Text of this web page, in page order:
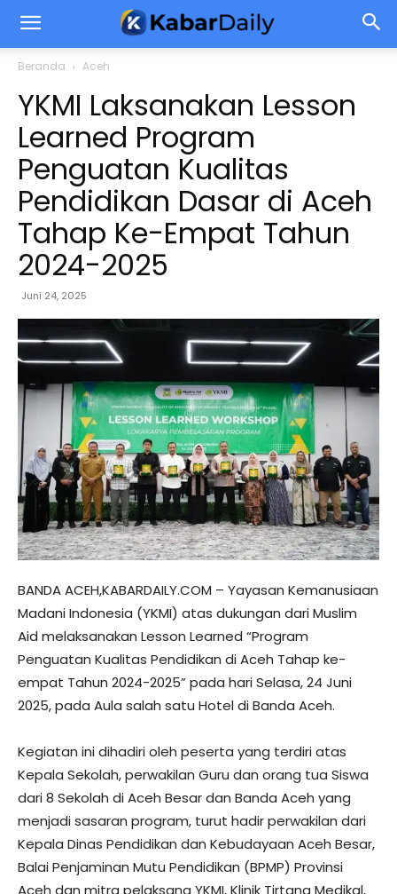
Beranda Aceh
YKMI Laksanakan Lesson
Learned Program
Penguatan Kualitas
Pendidikan Dasar di Aceh
Tahap Ke-Empat Tahun
2024-2025
Juni 24, 2025
BANDA ACEH,KABARDAILY.COM – Yayasan Kemanusiaan
Madani Indonesia (YKMI) atas dukungan dari Muslim
Aid melaksanakan Lesson Learned “Program
Penguatan Kualitas Pendidikan di Aceh Tahap ke-
empat Tahun 2024-2025” pada hari Selasa, 24 Juni
2025, pada Aula salah satu Hotel di Banda Aceh.
Kegiatan ini dihadiri oleh peserta yang terdiri atas
Kepala Sekolah, perwakilan Guru dan orang tua Siswa
dari 8 Sekolah di Aceh Besar dan Banda Aceh yang
menjadi sasaran program, turut hadir perwakilan dari
Kepala Dinas Pendidikan dan Kebudayaan Aceh Besar,
Balai Penjaminan Mutu Pendidikan (BPMP) Provinsi
Aceh dan mitra pelaksana YKMI, Klinik Tirtana Medikal,